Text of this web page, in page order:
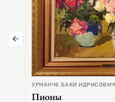
УРМАНЧЕ БАКИ ИДРИСОВИЧ
Пионы